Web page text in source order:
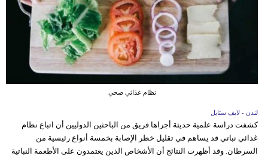
نظام غذائي صحي
لندن - لايف ستايل
كشفت دراسة علمية حديثة أجراها فريق من الباحثين الدوليين أن اتباع نظام
غذائي نباتي قد يساهم في تقليل خطر الإصابة بخمسة أنواع رئيسية من
السرطان. وقد أظهرت النتائج أن الأشخاص الذين يعتمدون على الأطعمة النباتية